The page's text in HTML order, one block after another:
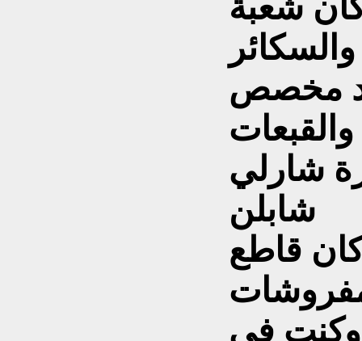
مخصص
شارلي
شابلن
قاطع
وكنت في